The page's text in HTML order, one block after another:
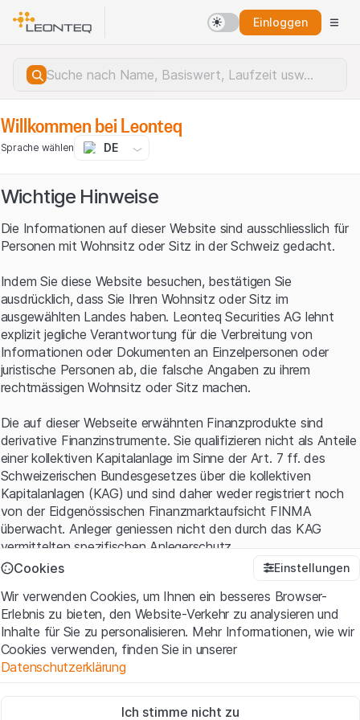
Einloggen
Serverfehler.
Willkommen bei Leonteq
Sprache wählen DE
Wichtige Hinweise
Die Informationen auf dieser Website sind ausschliesslich für
Personen mit Wohnsitz oder Sitz in der Schweiz gedacht.
Indem Sie diese Website besuchen, bestätigen Sie
ausdrücklich, dass Sie Ihren Wohnsitz oder Sitz im
ausgewählten Landes haben. Leonteq Securities AG lehnt
explizit jegliche Verantwortung für die Verbreitung von
Informationen oder Dokumenten an Einzelpersonen oder
juristische Personen ab, die falsche Angaben zu ihrem
rechtmässigen Wohnsitz oder Sitz machen.
Die auf dieser Webseite erwähnten Finanzprodukte sind
derivative Finanzinstrumente. Sie qualifizieren nicht als Anteile
einer kollektiven Kapitalanlage im Sinne der Art. 7 ff. des
Schweizerischen Bundesgesetzes über die kollektiven
Kapitalanlagen (KAG) und sind daher weder registriert noch
von der Eidgenössischen Finanzmarktaufsicht FINMA
überwacht. Anleger geniessen nicht den durch das KAG
vermittelten spezifischen Anlegerschutz.
Mit dem Zugriff auf diese Website der Leonteq Securities AG
(die "Website") erklären Sie, dass Sie die rechtlichen
Informationen und die wichtigen Hinweise und
Nutzungsbedingungenverstanden haben und akzeptieren.
Wenn Sie mit den Nutzungsbedingungen nicht einverstanden
Cookies Einstellungen
Wir verwenden Cookies, um Ihnen ein besseres Browser-
Erlebnis zu bieten, den Website-Verkehr zu analysieren und
Inhalte für Sie zu personalisieren. Mehr Informationen, wie wir
Cookies verwenden, finden Sie in unserer
Datenschutzerklärung
Diese Cookies sind für die Website erforderlich und können nicht
Ich stimme nicht zu